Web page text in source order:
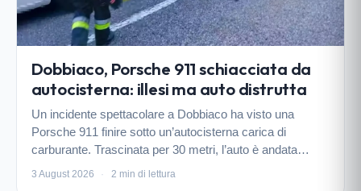
Dobbiaco, Porsche 911 schiacciata da
autocisterna: illesi ma auto distrutta
Un incidente spettacolare a Dobbiaco ha visto una
Porsche 911 finire sotto un’autocisterna carica di
carburante. Trascinata per 30 metri, l’auto è andata
distrutta, ma fortunatamente non si registrano feriti.
3 August 2026 · 2 min di lettura